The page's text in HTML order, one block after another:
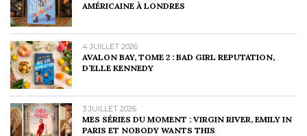
AMÉRICAINE À LONDRES
4 JUILLET 2026
AVALON BAY, TOME 2 : BAD GIRL REPUTATION,
D’ELLE KENNEDY
3 JUILLET 2026
MES SÉRIES DU MOMENT : VIRGIN RIVER, EMILY IN
PARIS ET NOBODY WANTS THIS